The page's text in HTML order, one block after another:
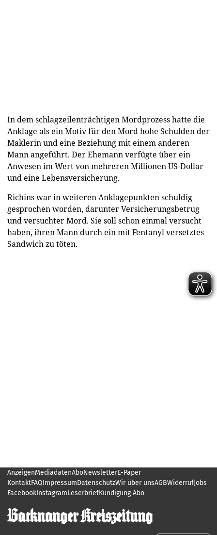
In dem schlagzeilenträchtigen Mordprozess hatte die
Anklage als ein Motiv für den Mord hohe Schulden der
Maklerin und eine Beziehung mit einem anderen
Mann angeführt. Der Ehemann verfügte über ein
Anwesen im Wert von mehreren Millionen US-Dollar
und eine Lebensversicherung.
Richins war in weiteren Anklagepunkten schuldig
gesprochen worden, darunter Versicherungsbetrug
und versuchter Mord. Sie soll schon einmal versucht
haben, ihren Mann durch ein mit Fentanyl versetztes
Sandwich zu töten.
AnzeigenMediadatenAboNewsletterE-Paper
KontaktFAQImpressumDatenschutzWir über unsAGBWiderrufJobs
FacebookInstagramLeserbriefKündigung Abo